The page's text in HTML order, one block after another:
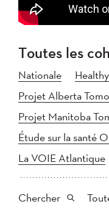
Toutes les
Nationale
Projet Alberta
Projet Manitoba
Étude sur la santé
La VOIE Atlantique
Chercher